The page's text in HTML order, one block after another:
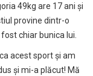
49kg are 17 ani și
provine dintr-o
chiar bunica lui.
acest sport și am
și mi-a plăcut! Mă